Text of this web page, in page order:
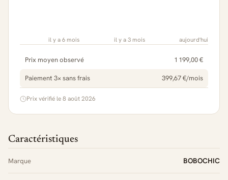
il y a 6 mois il y a 3 mois aujourd'hui
Prix moyen observé 1 199,00 €
Paiement 3× sans frais 399,67 €/mois
Prix vérifié le 8 août 2026
Caractéristiques
Marque BOBOCHIC